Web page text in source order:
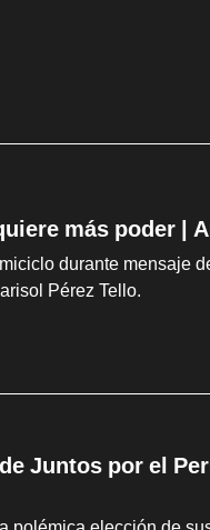
más poder |
durante mensaje
Pérez Tello.
Juntos por el